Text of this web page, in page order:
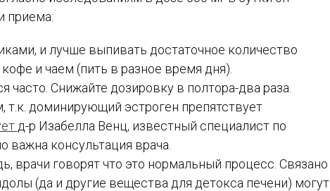
приема:
и лучше выпивать достаточное количество
и чаем (пить в разное время дня).
Снижайте дозировку в полтора-два раза.
т.к. доминирующий эстроген препятствует
д-р Изабелла Венц, известный специалист по
важна консультация врача.
врачи говорят что это нормальный процесс. Связано
(да и другие вещества для детокса печени) могут